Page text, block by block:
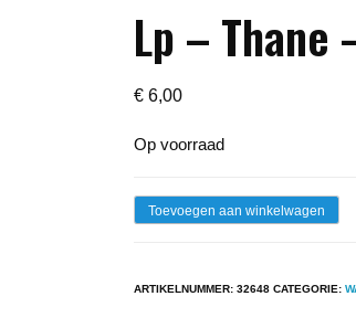
Lp – Thane
€ 6,00
Op voorraad
LpToevoegen aan winkelwagen
ARTIKELNUMMER:32648 CATEGORIE: